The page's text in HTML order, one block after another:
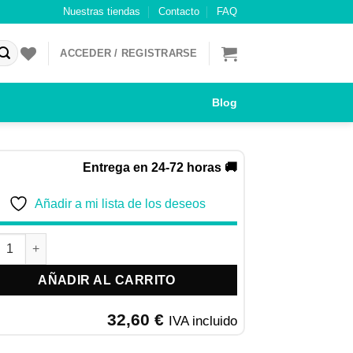
Nuestras tiendas Contacto FAQ
ACCEDER / REGISTRARSE
Blog
Entrega en 24-72 horas 🚚
Añadir a mi lista de los deseos
UP CROSSBREEDS | PIENSO DE POLLO PARA PERROS DE
AÑADIR AL CARRITO
32,60 € IVA incluido